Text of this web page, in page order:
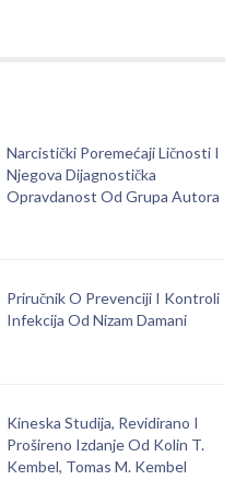
Narcistički Poremećaji Ličnosti I
Njegova Dijagnostička
Opravdanost Od Grupa Autora
Priručnik O Prevenciji I Kontroli
Infekcija Od Nizam Damani
Kineska Studija, Revidirano I
Prošireno Izdanje Od Kolin T.
Kembel, Tomas M. Kembel